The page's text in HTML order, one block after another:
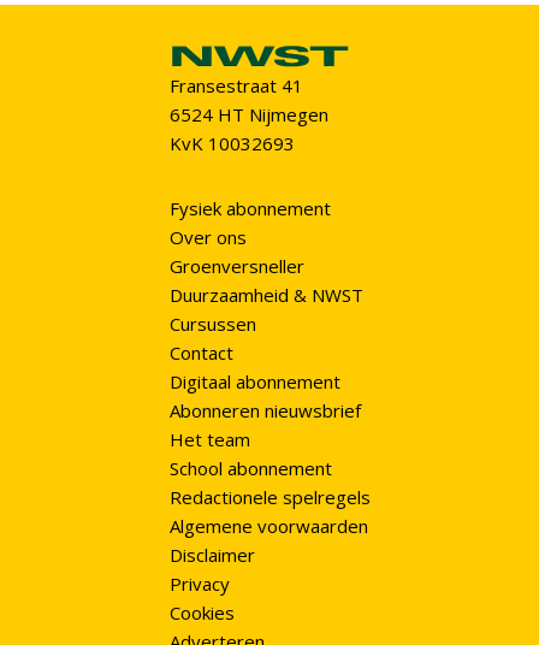
Fransestraat 41
6524 HT Nijmegen
KvK 10032693
Fysiek abonnement
Over ons
Groenversneller
Duurzaamheid & NWST
Cursussen
Contact
Digitaal abonnement
Abonneren nieuwsbrief
Het team
School abonnement
Redactionele spelregels
Algemene voorwaarden
Disclaimer
Privacy
Cookies